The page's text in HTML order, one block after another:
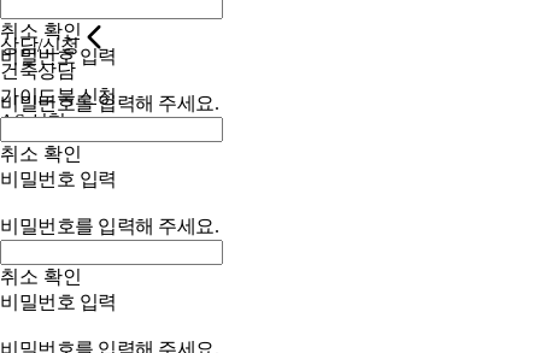
상담/신청
건축상담
가이드북 신청
AS 신청
취소 확인
비밀번호 입력
비밀번호를 입력해 주세요.
취소 확인
비밀번호 입력
비밀번호를 입력해 주세요.
취소 확인
비밀번호 입력
비밀번호를 입력해 주세요.